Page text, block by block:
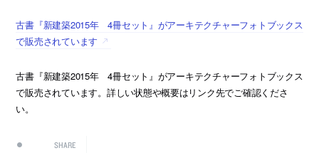
古書『新建築2015年 4冊セット』がアーキテクチャーフォトブックス
で販売されています
古書『新建築2015年 4冊セット』がアーキテクチャーフォトブックス
で販売されています。詳しい状態や概要はリンク先でご確認くださ
い。
SHARE